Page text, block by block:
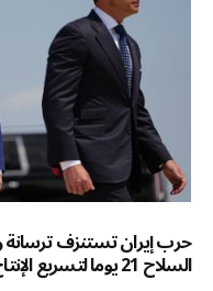
حرب إيران تستنزف
السلاح 21 يوما لتسريع الإنتاج